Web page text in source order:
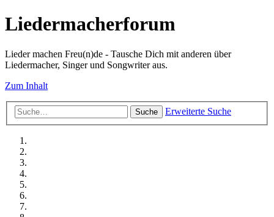
Liedermacherforum
Lieder machen Freu(n)de - Tausche Dich mit anderen über
Liedermacher, Singer und Songwriter aus.
Zum Inhalt
Suche Erweiterte Suche